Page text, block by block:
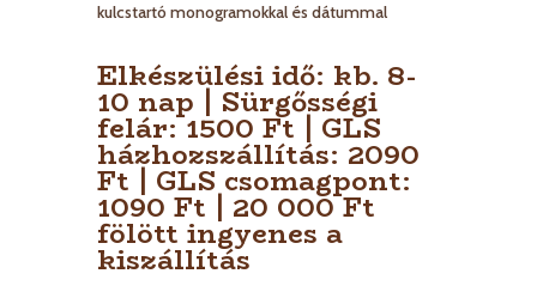
kulcstartó monogramokkal és dátummal
Elkészülési idő: kb. 8-
10 nap | Sürgősségi
felár: 1500 Ft | GLS
házhozszállítás: 2090
Ft | GLS csomagpont:
1090 Ft | 20 000 Ft
fölött ingyenes a
kiszállítás